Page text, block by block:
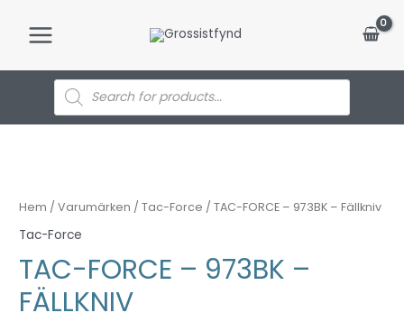
Main
MenuProducts
search
Hem /Varumärken /Tac-Force / TAC-FORCE – 973BK – Fällkniv
Tac-Force
TAC-FORCE – 973BK –
FÄLLKNIV